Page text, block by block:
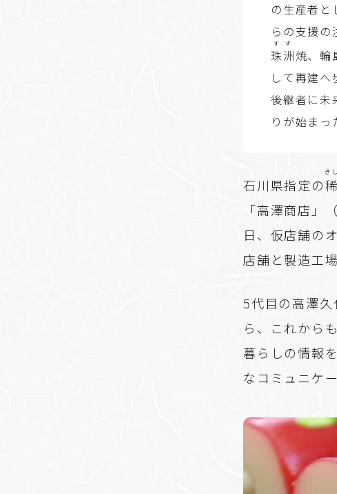
の生産者
らの支援
珠洲
すず
焼、輪
して再建
後継者に未
りが始まっ
石川県指定の
き
「高澤商店
日、仮店舗の
店舗と製造工
5代目の高澤
ら、これから
暮らしの情報
なコミュニケ